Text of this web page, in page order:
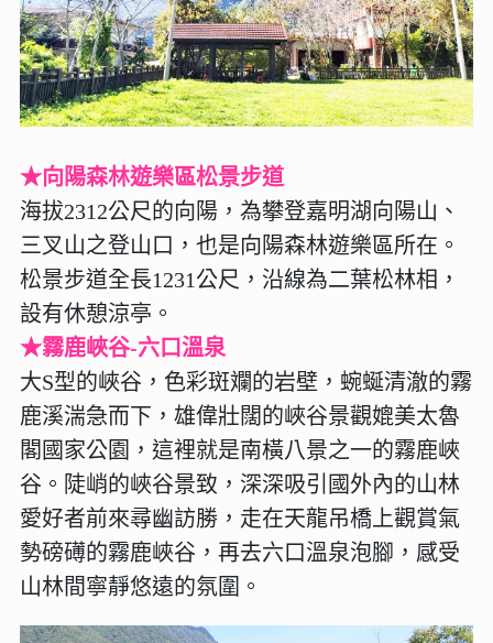
★向陽森林遊樂區松景步道
海拔2312公尺的向陽，為攀登嘉明湖向陽山、
三叉山之登山口，也是向陽森林遊樂區所在。
松景步道全長1231公尺，沿線為二葉松林相，
設有休憩涼亭。
★霧鹿峽谷-六口溫泉
大S型的峽谷，色彩斑斕的岩壁，蜿蜒清澈的霧
鹿溪湍急而下，雄偉壯闊的峽谷景觀媲美太魯
閣國家公園，這裡就是南橫八景之一的霧鹿峽
谷。陡峭的峽谷景致，深深吸引國外內的山林
愛好者前來尋幽訪勝，走在天龍吊橋上觀賞氣
勢磅礡的霧鹿峽谷，再去六口溫泉泡腳，感受
山林間寧靜悠遠的氛圍。